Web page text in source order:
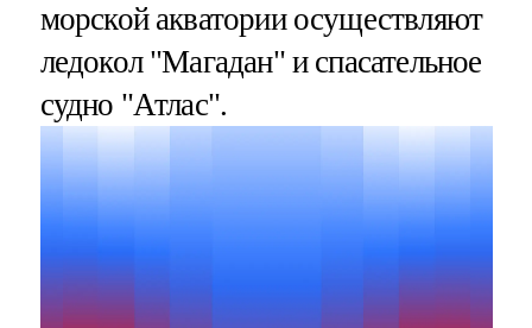
морской акватории осуществляют
ледокол "Магадан" и спасательное
судно "Атлас".